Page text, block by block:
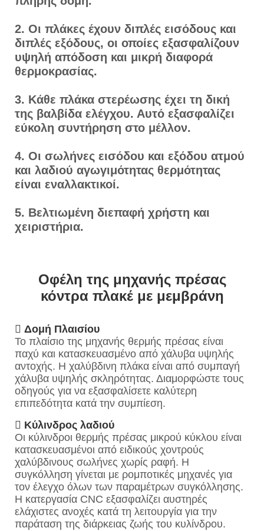
2. Οι πλάκες έχουν διπλές εισόδους και
διπλές εξόδους, οι οποίες εξασφαλίζουν
υψηλή απόδοση και μικρή διαφορά
θερμοκρασίας.
3. Κάθε πλάκα στερέωσης έχει τη δική
της βαλβίδα ελέγχου. Αυτό εξασφαλίζει
εύκολη συντήρηση στο μέλλον.
4. Οι σωλήνες εισόδου και εξόδου ατμού
και λαδιού αγωγιμότητας θερμότητας
είναι εναλλακτικοί.
5. Βελτιωμένη διεπαφή χρήστη και
χειριστήρια.
Οφέλη της μηχανής πρέσας
κόντρα πλακέ με μεμβράνη
 Δομή Πλαισίου
Το πλαίσιο της μηχανής θερμής πρέσας είναι
παχύ και κατασκευασμένο από χάλυβα υψηλής
αντοχής. Η χαλύβδινη πλάκα είναι από συμπαγή
χάλυβα υψηλής σκληρότητας. Διαμορφώστε τους
οδηγούς για να εξασφαλίσετε καλύτερη
επιπεδότητα κατά την συμπίεση.
 Κύλινδρος λαδιού
Οι κύλινδροι θερμής πρέσας μικρού κύκλου είναι
κατασκευασμένοι από ειδικούς χοντρούς
χαλύβδινους σωλήνες χωρίς ραφή. Η
συγκόλληση γίνεται με ρομποτικές μηχανές για
τον έλεγχο όλων των παραμέτρων συγκόλλησης.
Η κατεργασία CNC εξασφαλίζει αυστηρές
ελάχιστες ανοχές κατά τη λειτουργία για την
παράταση της διάρκειας ζωής του κυλίνδρου.